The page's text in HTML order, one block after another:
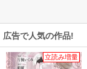
広告で人気の作品!
立読み増量